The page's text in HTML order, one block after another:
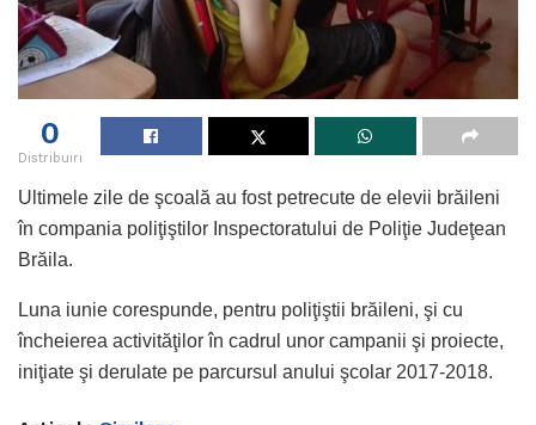
0
Distribuiri
Ultimele zile de şcoală au fost petrecute de elevii brăileni
în compania poliţiştilor Inspectoratului de Poliţie Judeţean
Brăila.
Luna iunie corespunde, pentru poliţiştii brăileni, şi cu
încheierea activităţilor în cadrul unor campanii şi proiecte,
iniţiate şi derulate pe parcursul anului şcolar 2017-2018.